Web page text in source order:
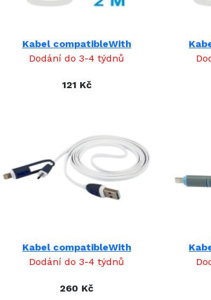
Kabel compatibleWith
Dodání do 3-4 týdnů
121 Kč
Kabel compatibleWith
Dodání do 3-4 týdnů
260 Kč